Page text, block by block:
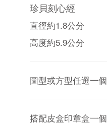
珍貝刻心經
直徑約1.8公分
高度約5.9公分
圖型或方型任選一
搭配皮盒印章盒一個